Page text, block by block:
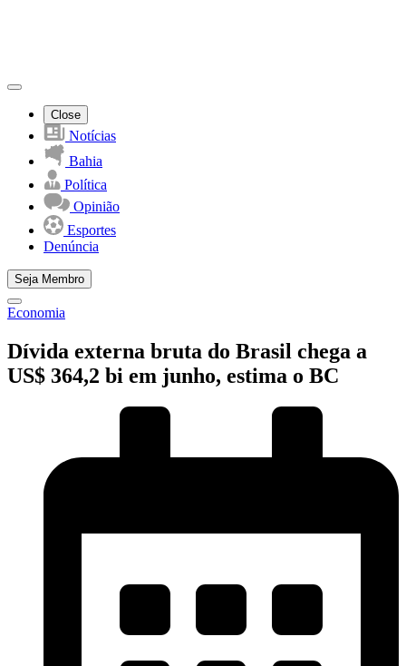
Close
Notícias
Bahia
Política
Opinião
Esportes
Denúncia
Seja Membro
Economia
Dívida externa bruta do Brasil chega a
US$ 364,2 bi em junho, estima o BC